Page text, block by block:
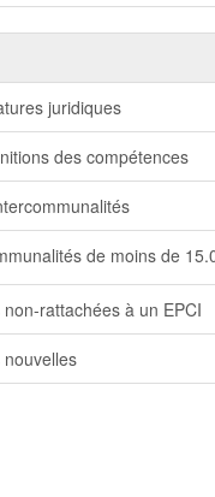
juridiques
des compétences
de moins de
rattachées à un EPCI